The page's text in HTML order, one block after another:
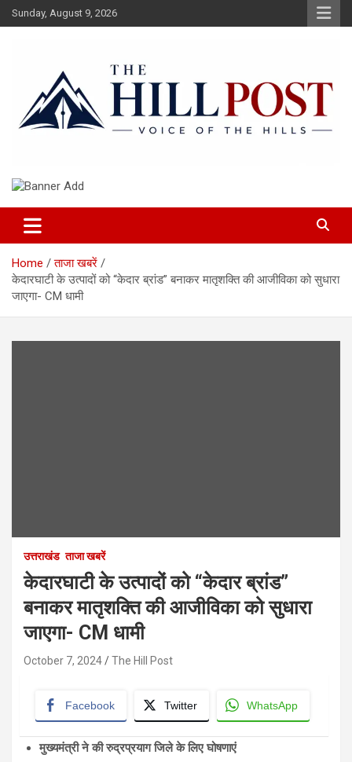
Skip
to
Sunday, August 9, 2026
The Hillpost
Home
ताजा खबरें
केदारघाटी के उत्पादों को “केदार ब्रांड” बनाकर मातृशक्ति की आजीविका को सुधारा
जाएगा- CM धामी
उत्तराखंड ताजा खबरें
केदारघाटी के उत्पादों को “केदार ब्रांड”
बनाकर मातृशक्ति की आजीविका को सुधारा
जाएगा- CM धामी
October 7, 2024 The Hill Post
Facebook Twitter WhatsApp
मुख्यमंत्री ने की रुद्रप्रयाग जिले के लिए घोषणाएं